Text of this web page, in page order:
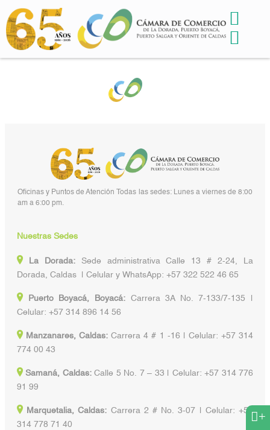
+
Oficinas y Puntos de Atención Todas las sedes: Lunes a viernes de 8:00
am a 6:00 pm.
Nuestras Sedes
La Dorada:Sede administrativa Calle 13 # 2-24, La
Dorada, Caldas | Celular y WhatsApp: +57 322 522 46 65
Puerto Boyacá, Boyacá:Carrera 3A No. 7-133/7-135 |
Celular: +57 314 896 14 56
Manzanares, Caldas: Carrera 4 # 1 -16 | Celular: +57 314
774 00 43
Samaná, Caldas:Calle 5 No. 7 – 33 | Celular: +57 314 776
91 99
Marquetalia, Caldas: Carrera 2 # No. 3-07 | Celular: +57
314 778 71 40